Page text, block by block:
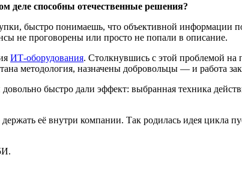
деле способны отечественные решения?
быстро понимаешь, что объективной
не проговорены или просто не попали в описание.
ИТ‑оборудования. Столкнувшись с этой проблемой на
методология, назначены добровольцы — и работа
довольно быстро дали эффект: выбранная техника
её внутри компании. Так родилась идея цикла